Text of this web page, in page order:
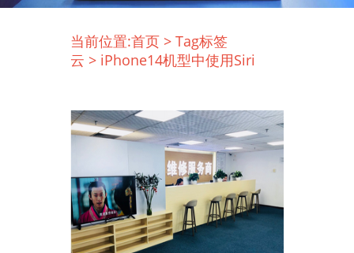
当前位置:首页 > Tag标签
云 > iPhone14机型中使用Siri